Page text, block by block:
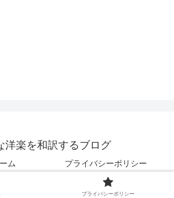
洋楽を和訳するブログ
ム プライバシーポリシー
きな洋楽を和訳するブログ.
プライバシーポリシー